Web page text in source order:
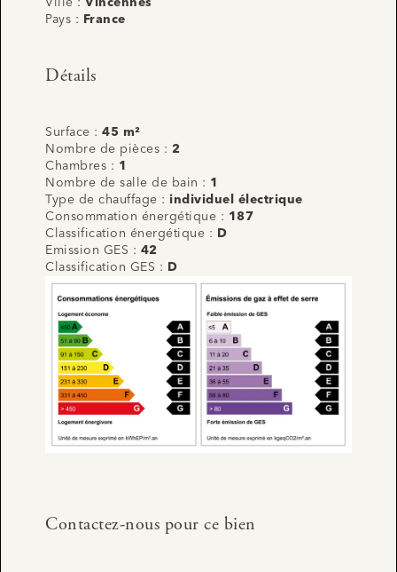
Pays :
France
Détails
Surface : 45 m²
Nombre de pièces : 2
Chambres : 1
Nombre de salle de bain : 1
Type de chauffage : individuel électrique
Consommation énergétique : 187
Classification énergétique :
D
Emission GES : 42
Classification GES :
D
Contactez-nous pour ce bien